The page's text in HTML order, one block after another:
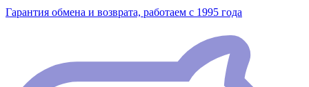
Гарантия обмена и возврата, работаем с 1995 года